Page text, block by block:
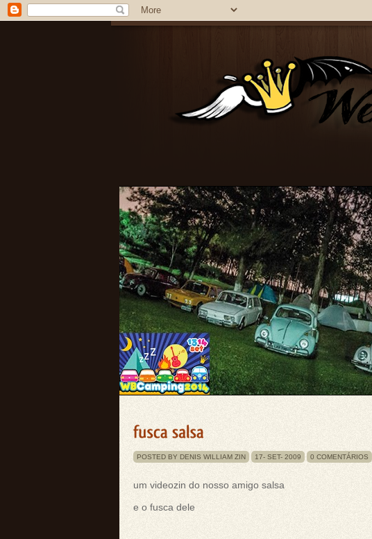
POSTED BY DENIS WILLIAM ZIN 17- SET- 2009 0 COMENTÁRIOS
um videozin do nosso amigo salsa
e o fusca dele